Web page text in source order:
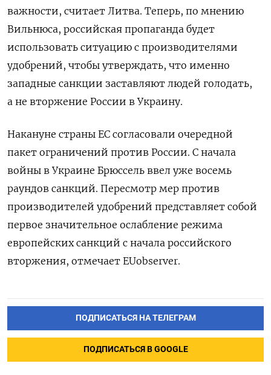
важности, считает Литва. Теперь, по мнению
Вильнюса, российская пропаганда будет
использовать ситуацию с производителями
удобрений, чтобы утверждать, что именно
западные санкции заставляют людей голодать,
а не вторжение России в Украину.
Накануне страны ЕС согласовали очередной
пакет ограничений против России. С начала
войны в Украине Брюссель ввел уже восемь
раундов санкций. Пересмотр мер против
производителей удобрений представляет собой
первое значительное ослабление режима
европейских санкций с начала российского
вторжения, отмечает EUobserver.
ПОДПИСАТЬСЯ НА ТЕЛЕГРАМ
ПОДПИСАТЬСЯ В GOOGLE